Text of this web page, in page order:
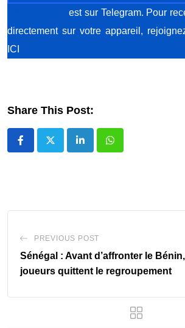
est sur Telegram. Pour
directement sur votre appareil,
ICI
Share This Post:
LinkedIn Whatsapp
PREVIOUS POST
Sénégal : Avant d’affronter le
joueurs quittent le regroupement